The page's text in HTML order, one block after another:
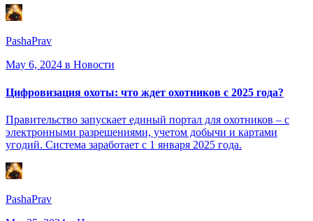
PashaPrav
May 6, 2024 в Новости
Цифровизация охоты: что ждет охотников с 2025 года?
Правительство запускает единый портал для охотников – с
электронными разрешениями, учетом добычи и картами
угодий. Система заработает с 1 января 2025 года.
PashaPrav